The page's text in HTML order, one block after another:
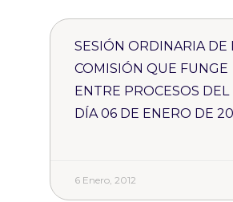
SESIÓN ORDINARIA DE
COMISIÓN QUE FUNGE
ENTRE PROCESOS DEL
DÍA 06 DE ENERO DE
6 Enero, 2012